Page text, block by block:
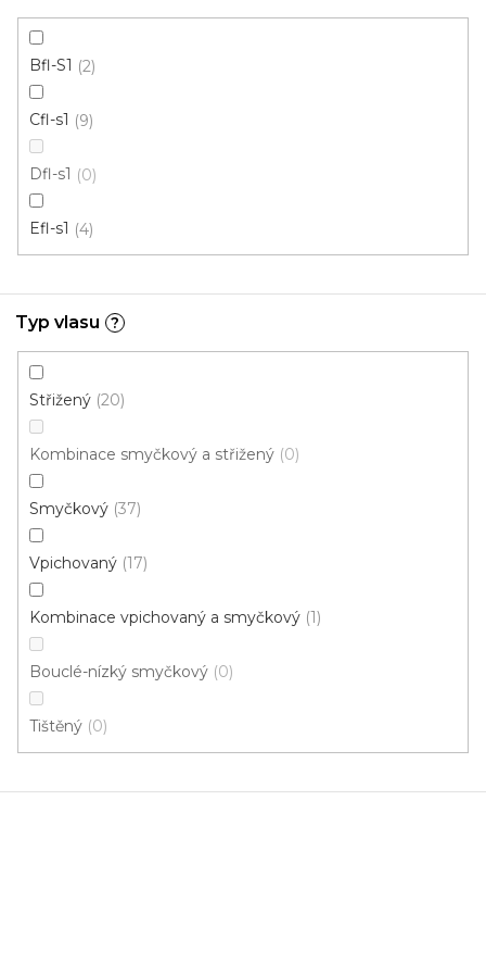
Bfl-S1 2
Cfl-s1 9
Dfl-s1 0
Efl-s1 4
Typ vlasu ?
Střižený 20
Kombinace smyčkový a střižený 0
Smyčkový 37
Vpichovaný 17
Kombinace vpichovaný a smyčkový 1
Bouclé-nízký smyčkový 0
Tištěný 0
Metrážový koberec VIRTUOSE 84
351 Kč/ m2
4 m